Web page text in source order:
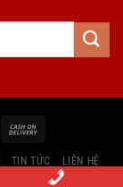
TIN TỨC LIÊN HỆ